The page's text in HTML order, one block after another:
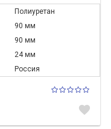
Полиуретан
90 мм
90 мм
24 мм
Россия
favorite